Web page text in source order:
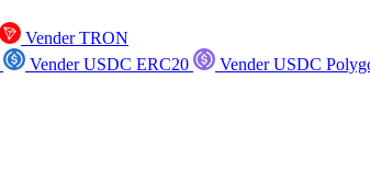
Vender TRON
Vender USDC ERC20
Vender USDC